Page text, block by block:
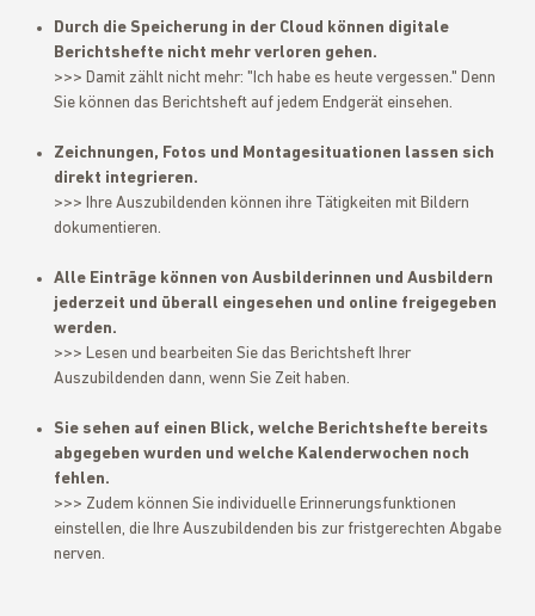
Durch die Speicherung in der Cloud können digitale
Berichtshefte nicht mehr verloren gehen.
>>> Damit zählt nicht mehr: "Ich habe es heute vergessen." Denn
Sie können das Berichtsheft auf jedem Endgerät einsehen.
Zeichnungen, Fotos und Montagesituationen lassen sich
direkt integrieren.
>>> Ihre Auszubildenden können ihre Tätigkeiten mit Bildern
dokumentieren.
Alle Einträge können von Ausbilderinnen und Ausbildern
jederzeit und überall eingesehen und online freigegeben
werden.
>>> Lesen und bearbeiten Sie das Berichtsheft Ihrer
Auszubildenden dann, wenn Sie Zeit haben.
Sie sehen auf einen Blick, welche Berichtshefte bereits
abgegeben wurden und welche Kalenderwochen noch
fehlen.
>>> Zudem können Sie individuelle Erinnerungsfunktionen
einstellen, die Ihre Auszubildenden bis zur fristgerechten Abgabe
nerven.